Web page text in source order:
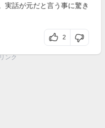
実話が元だと言う事に驚き
2
ンク